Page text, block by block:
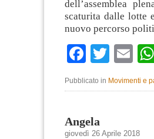
dell’assemblea
scaturita dalle lotte
nuovo percorso
Facebook
Twitter
Pubblicato in Movimenti e
Angela
giovedì 26 Aprile 2018